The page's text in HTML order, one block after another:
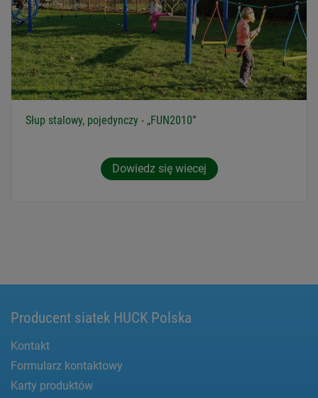
Słup stalowy, pojedynczy - „FUN2010”
Dowiedz się wiecej
Producent siatek HUCK Polska
Kontakt
Formularz kontaktowy
Karty produktów